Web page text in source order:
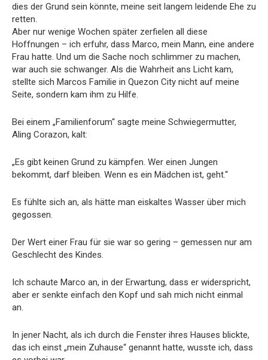
dies der Grund sein könnte, meine seit langem leidende Ehe zu
retten.
Aber nur wenige Wochen später zerfielen all diese
Hoffnungen – ich erfuhr, dass Marco, mein Mann, eine andere
Frau hatte. Und um die Sache noch schlimmer zu machen,
war auch sie schwanger. Als die Wahrheit ans Licht kam,
stellte sich Marcos Familie in Quezon City nicht auf meine
Seite, sondern kam ihm zu Hilfe.
Bei einem „Familienforum“ sagte meine Schwiegermutter,
Aling Corazon, kalt:
„Es gibt keinen Grund zu kämpfen. Wer einen Jungen
bekommt, darf bleiben. Wenn es ein Mädchen ist, geht.“
Es fühlte sich an, als hätte man eiskaltes Wasser über mich
gegossen.
Der Wert einer Frau für sie war so gering – gemessen nur am
Geschlecht des Kindes.
Ich schaute Marco an, in der Erwartung, dass er widerspricht,
aber er senkte einfach den Kopf und sah mich nicht einmal
an.
In jener Nacht, als ich durch die Fenster ihres Hauses blickte,
das ich einst „mein Zuhause“ genannt hatte, wusste ich, dass